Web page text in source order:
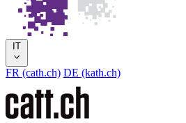
IT
FR (cath.ch) DE (kath.ch)